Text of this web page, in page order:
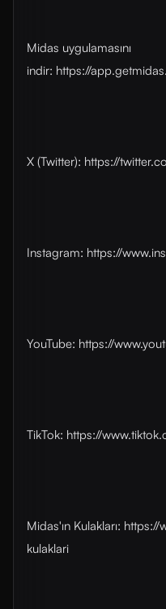
Midas uygulamasını
indir: ⁠⁠⁠⁠⁠⁠⁠⁠https://
X (Twitter): ⁠⁠⁠⁠⁠⁠⁠⁠https://
Instagram: ⁠⁠⁠⁠⁠⁠⁠⁠https://
YouTube: ⁠⁠⁠⁠⁠⁠⁠⁠https://
TikTok: ⁠⁠⁠⁠⁠⁠⁠⁠https://
Midas'ın Kulakları:
kulaklari⁠⁠⁠⁠⁠⁠⁠⁠